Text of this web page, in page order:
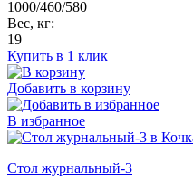
1000/460/580
Вес, кг:
19
Купить в 1 клик
Добавить в корзину
В избранное
Стол журнальный-3